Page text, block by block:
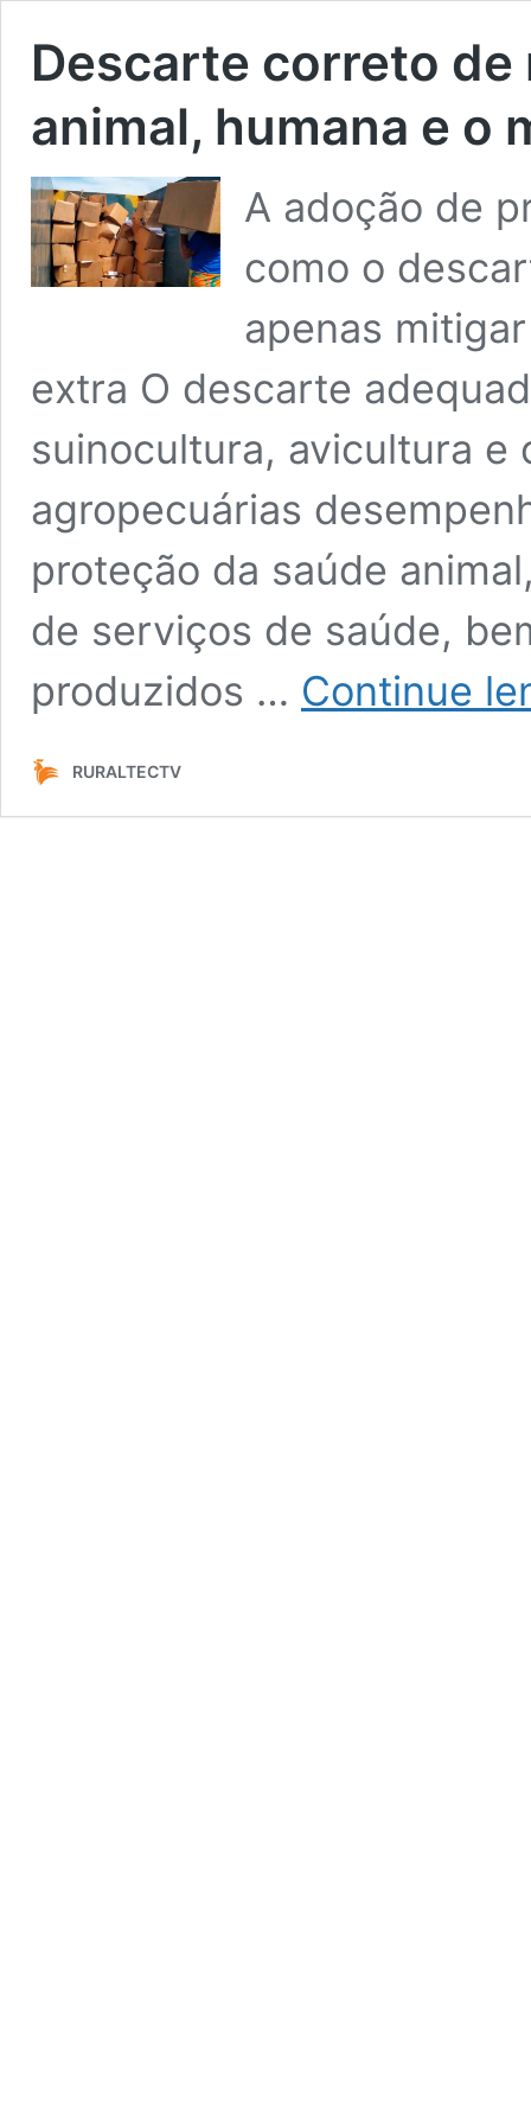
Descarte correto
animal, humana e o
A adoção de
como o
apenas
extra O descarte
suinocultura, avicultura e
agropecuárias
proteção da saúde
de serviços de saúde,
produzidos … Continue
RURALTECTV